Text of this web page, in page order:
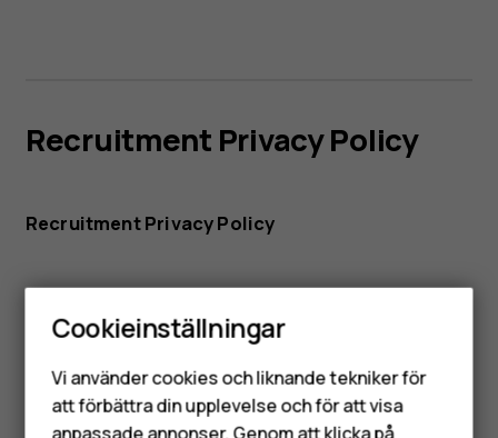
Smartphones
Mobiltelefoner
Recruitment Privacy Policy
Recruitment Privacy Policy
HMD Global Cookie Policy
Cookieinställningar
Vi använder cookies och liknande tekniker för
att förbättra din upplevelse och för att visa
anpassade annonser. Genom att klicka på